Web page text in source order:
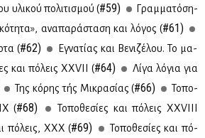
υλι­κού πο­λι­τι­σμού (#59)
Γραμ­μα­τό­ση­
ανα­πα­ρά­στα­ση και λό­γος (#61)
(#62)
Εγνα­τί­ας και Βε­νι­ζέ­λου. Το μα­
και πό­λεις XXVII (#64)
Λί­γα λό­για για
Της κό­ρης τής Μι­κρα­σί­ας (#66)
Το­πο­
(#68)
Το­πο­θε­σί­ες και πό­λεις ΧΧVIII
πό­λεις, ΧΧΧ (#69)
Το­πο­θε­σί­ες και πό­